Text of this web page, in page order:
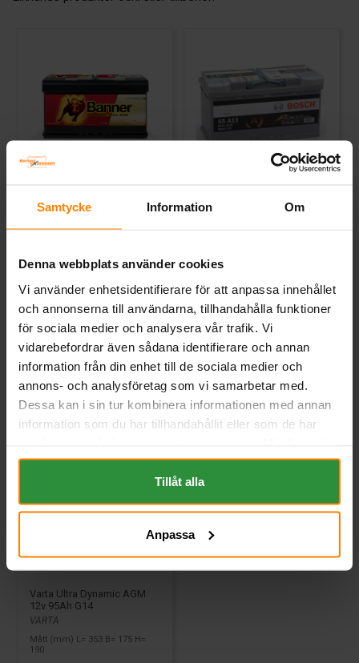
Samtycke Information Om
Denna webbplats använder cookies
Vi använder enhetsidentifierare för att anpassa innehållet
och annonserna till användarna, tillhandahålla funktioner
för sociala medier och analysera vår trafik. Vi
vidarebefordrar även sådana identifierare och annan
information från din enhet till de sociala medier och
annons- och analysföretag som vi samarbetar med.
Dessa kan i sin tur kombinera informationen med annan
information som du har tillhandahållit eller som de har
om "Cookies" och ditt val finner du på vår Cookie sida
längst ner i "footern" på sidan.
Tillåt alla
Anpassa
12v 95Ah 59501
det f...
Art nr. 59501
3 874 krinkl. moms
Köp
S5A13
Art nr. S5A13
Webblager
Stockholm
4 531 krinkl. moms
Köp
Varta Ultra Dynamic AGM
12v 95Ah G14
VARTA
Mått (mm) L= 353 B= 175 H=
190